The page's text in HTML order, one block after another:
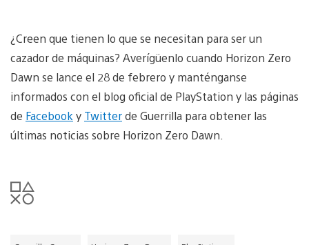
¿Creen que tienen lo que se necesitan para ser un
cazador de máquinas? Averígüenlo cuando Horizon Zero
Dawn se lance el 28 de febrero y manténganse
informados con el blog oficial de PlayStation y las páginas
de Facebooky Twitterde Guerrilla para obtener las
últimas noticias sobre Horizon Zero Dawn.